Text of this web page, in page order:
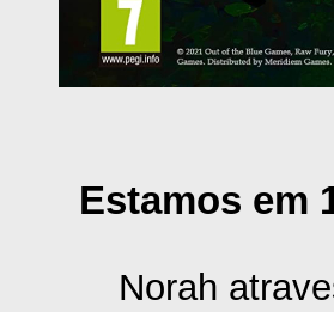
Estamos em
Norah